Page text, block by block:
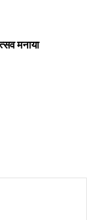
मनाया